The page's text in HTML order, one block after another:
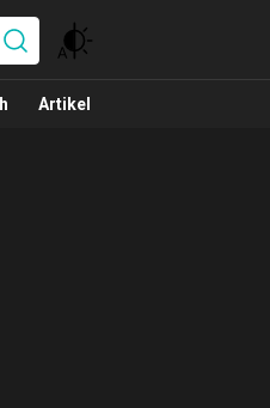
Artikel